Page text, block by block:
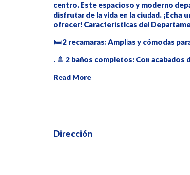
centro. Este espacioso y moderno
disfrutar de la vida en la ciudad.
ofrecer! Características del
🛏️ 2 recamaras: Amplias y cómodas
. 🚿 2 baños completos: Con acabados
Read More
Dirección